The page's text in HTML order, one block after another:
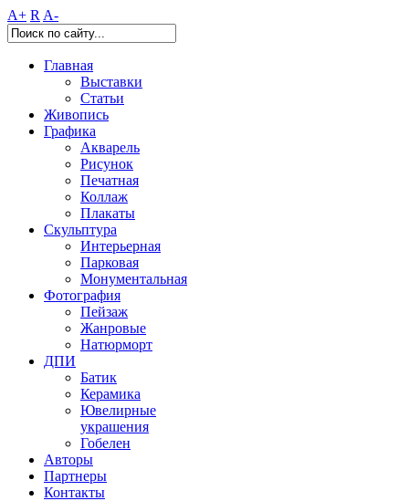
A+ R A-
Главная
Выставки
Статьи
Живопись
Графика
Акварель
Рисунок
Печатная
Коллаж
Плакаты
Скульптура
Интерьерная
Парковая
Монументальная
Фотография
Пейзаж
Жанровые
Натюрморт
ДПИ
Батик
Керамика
Ювелирные
украшения
Гобелен
Авторы
Партнеры
Контакты